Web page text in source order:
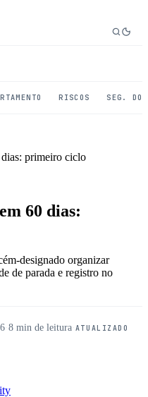
RISCOS SEG. DO
primeiro ciclo
60 dias:
designado organizar
de parada e registro no
· 8 min de leitura· ATUALIZADO